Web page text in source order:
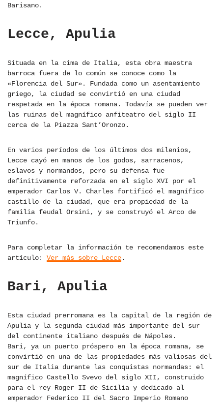
Barisano.
Lecce, Apulia
Situada en la cima de Italia, esta obra maestra
barroca fuera de lo común se conoce como la
«Florencia del Sur». Fundada como un asentamiento
griego, la ciudad se convirtió en una ciudad
respetada en la época romana. Todavía se pueden ver
las ruinas del magnífico anfiteatro del siglo II
cerca de la Piazza Sant’Oronzo.
En varios períodos de los últimos dos milenios,
Lecce cayó en manos de los godos, sarracenos,
eslavos y normandos, pero su defensa fue
definitivamente reforzada en el siglo XVI por el
emperador Carlos V. Charles fortificó el magnífico
castillo de la ciudad, que era propiedad de la
familia feudal Orsini, y se construyó el Arco de
Triunfo.
Para completar la información te recomendamos este
artículo: Ver más sobre Lecce.
Bari, Apulia
Esta ciudad prerromana es la capital de la región de
Apulia y la segunda ciudad más importante del sur
del continente italiano después de Nápoles.
Bari, ya un puerto próspero en la época romana, se
convirtió en una de las propiedades más valiosas del
sur de Italia durante las conquistas normandas: el
magnífico Castello Svevo del siglo XII, construido
para el rey Roger II de Sicilia y dedicado al
emperador Federico II del Sacro Imperio Romano